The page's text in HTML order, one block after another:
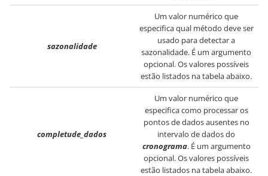
sazonalidade
Um valor numérico que
especifica qual método deve ser
usado para detectar a
sazonalidade. É um argumento
opcional. Os valores possíveis
estão listados na tabela abaixo.
completude_dados
Um valor numérico que
especifica como processar os
pontos de dados ausentes no
intervalo de dados do
cronograma. É um argumento
opcional. Os valores possíveis
estão listados na tabela abaixo.